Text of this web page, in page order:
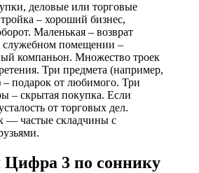
деловые или торговые
– хороший бизнес,
Маленькая – возврат
служебном помещении –
компаньон. Множество троек
Три предмета (например,
– подарок от любимого. Три
– скрытая покупка. Если
от торговых дел.
— частые складчины с
Цифра 3 по соннику